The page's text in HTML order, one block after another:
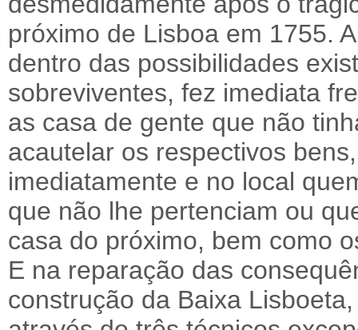
próximo de Lisboa em 1755.
dentro das possibilidades
sobreviventes, fez imediata
as casa de gente que não
acautelar os respectivos
imediatamente e no local
que não lhe pertenciam ou
casa do próximo, bem como
E na reparação das
construção da Baixa